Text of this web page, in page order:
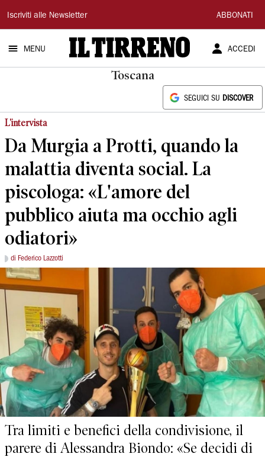
Il
Tirreno
Iscriviti alle Newsletter ABBONATI
MENU ACCEDI
Toscana
SEGUICI SU DISCOVER
L'intervista
Da Murgia a Protti, quando la
malattia diventa social. La
piscologa: «L'amore del
pubblico aiuta ma occhio agli
odiatori»
di Federico Lazzotti
Tra limiti e benefici della condivisione, il
parere di Alessandra Biondo: «Se decidi di